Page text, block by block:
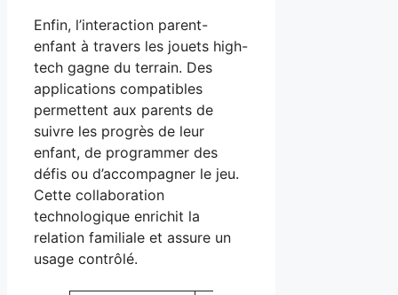
Enfin, l’interaction parent-
enfant à travers les jouets high-
tech gagne du terrain. Des
applications compatibles
permettent aux parents de
suivre les progrès de leur
enfant, de programmer des
défis ou d’accompagner le jeu.
Cette collaboration
technologique enrichit la
relation familiale et assure un
usage contrôlé.